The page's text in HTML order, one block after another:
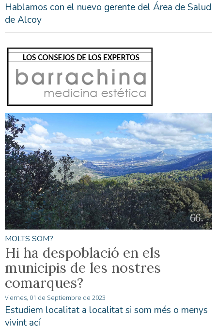
Hablamos con el nuevo gerente del Área de Salud
de Alcoy
MOLTS SOM?
Hi ha despoblació en els
municipis de les nostres
comarques?
Viernes, 01 de Septiembre de 2023
Estudiem localitat a localitat si som més o menys
vivint ací